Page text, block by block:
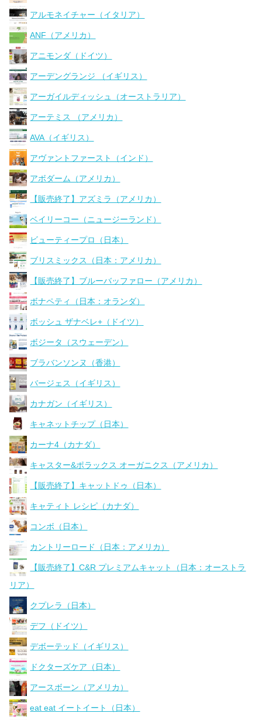
アルモネイチャー（イタリア）
ANF（アメリカ）
アニモンダ（ドイツ）
アーデングランジ （イギリス）
アーガイルディッシュ（オーストラリア）
アーテミス （アメリカ）
AVA（イギリス）
アヴァントファースト（インド）
アボダーム（アメリカ）
【販売終了】アズミラ（アメリカ）
ベイリーコー（ニュージーランド）
ビューティープロ（日本）
ブリスミックス（日本：アメリカ）
【販売終了】ブルーバッファロー（アメリカ）
ボナペティ（日本：オランダ）
ボッシュ ザナベレ+（ドイツ）
ボジータ（スウェーデン）
ブラバンソンヌ（香港）
バージェス（イギリス）
カナガン（イギリス）
キャネットチップ（日本）
カーナ4（カナダ）
キャスター&ポラックス オーガニクス（アメリカ）
【販売終了】キャットドゥ（日本）
キャティト レシピ（カナダ）
コンボ（日本）
カントリーロード（日本：アメリカ）
【販売終了】C&R プレミアムキャット（日本：オーストラ
リア）
クプレラ（日本）
デフ（ドイツ）
デボーテッド（イギリス）
ドクターズケア（日本）
アースボーン（アメリカ）
eat eat イートイート（日本）